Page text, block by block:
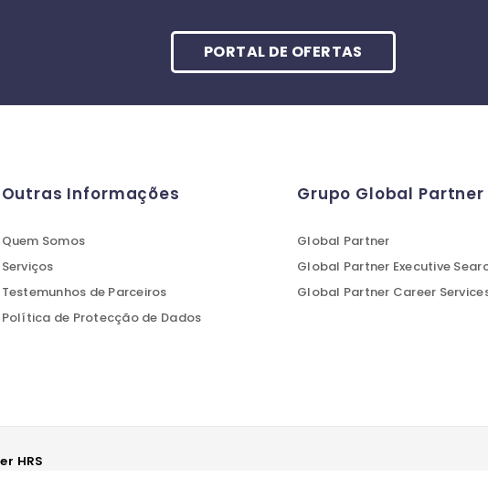
PORTAL DE OFERTAS
Outras Informações
Quem Somos
Serviços
Testemunhos de Parceiros
Política de Protecção de Dados
Grupo Global Partner
Global Partner
Global Partner Executive
Global Partner Career
HRS